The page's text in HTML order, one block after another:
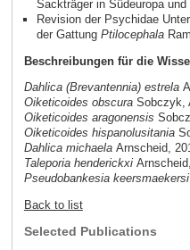
Sackträger in Südeuropa
Revision der Psychidae
der Gattung Ptilocephala
Beschreibungen für die
Dahlica (Brevantennia) estrela
Oiketicoides obscura Sobczyk,
Oiketicoides aragonensis
Oiketicoides hispanolusitania
Dahlica michaela Arnscheid,
Taleporia henderickxi
Pseudobankesia keersmaekersi
Back to list
Selected Publications